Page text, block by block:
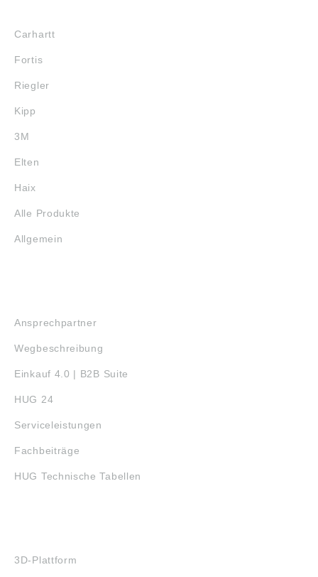
Carhartt
Fortis
Riegler
Kipp
3M
Elten
Haix
Alle Produkte
Allgemein
Ansprechpartner
Wegbeschreibung
Einkauf 4.0 | B2B Suite
HUG 24
Serviceleistungen
Fachbeiträge
HUG Technische Tabellen
3D-Plattform